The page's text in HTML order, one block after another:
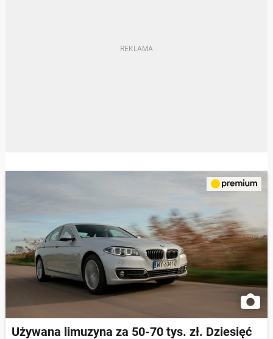
Używana limuzyna za 50-70 tys. zł. Dziesięć